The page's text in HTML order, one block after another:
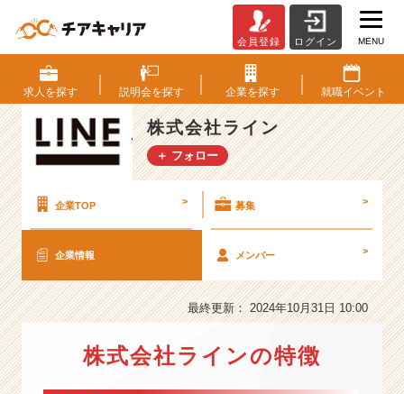
式
会
社
ラ
イ
ン
の
ベ
ン
チ
会員登録 ログイン MENU
求人を探す 説明会を探す 企業を探す 就職イベント
株式会社ライン
＋ フォロー
企業TOP > 募集 >
企業情報 メンバー >
最終更新： 2024年10月31日 10:00
株式会社ラインの特徴